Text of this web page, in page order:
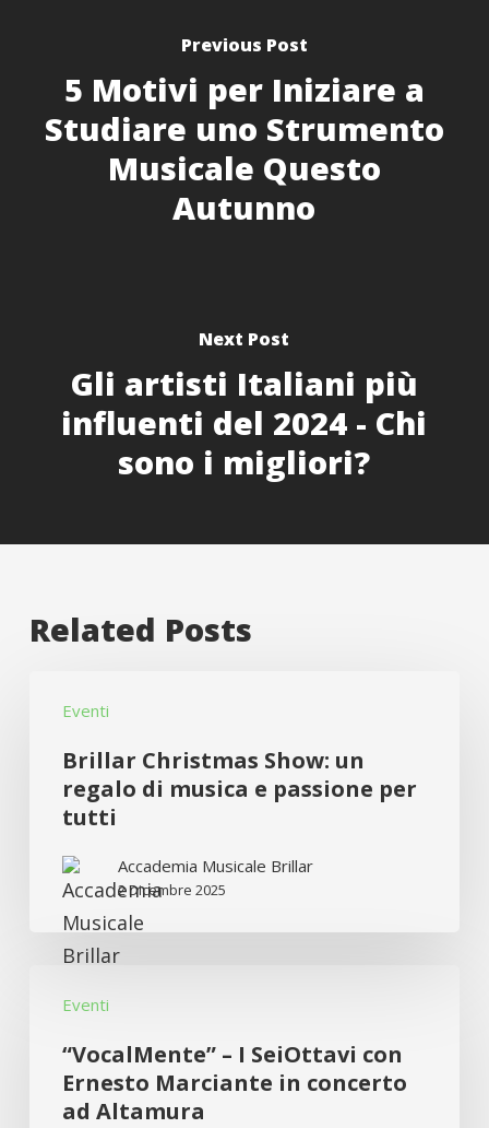
Previous Post
5 Motivi per Iniziare a
Studiare uno Strumento
Musicale Questo
Autunno
Next Post
Gli artisti Italiani più
influenti del 2024 - Chi
sono i migliori?
Related Posts
Eventi
Christmas
Show:
regalo
musica
passione
tutti
Brillar Christmas Show: un
regalo di musica e passione per
tutti
Accademia Musicale Brillar
2 Dicembre 2025
Eventi
SeiOttavi
“VocalMente” – I SeiOttavi con
Ernesto Marciante in concerto
ad Altamura